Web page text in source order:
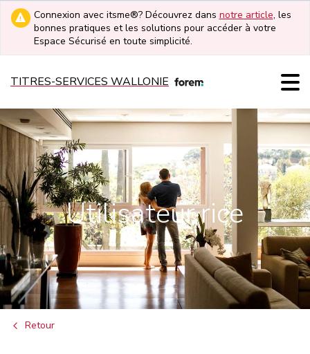
Connexion avec itsme®? Découvrez dans notre article, les
bonnes pratiques et les solutions pour accéder à votre
Espace Sécurisé en toute simplicité.
TITRES-SERVICES WALLONIE
Utilisateur·rice
Retour